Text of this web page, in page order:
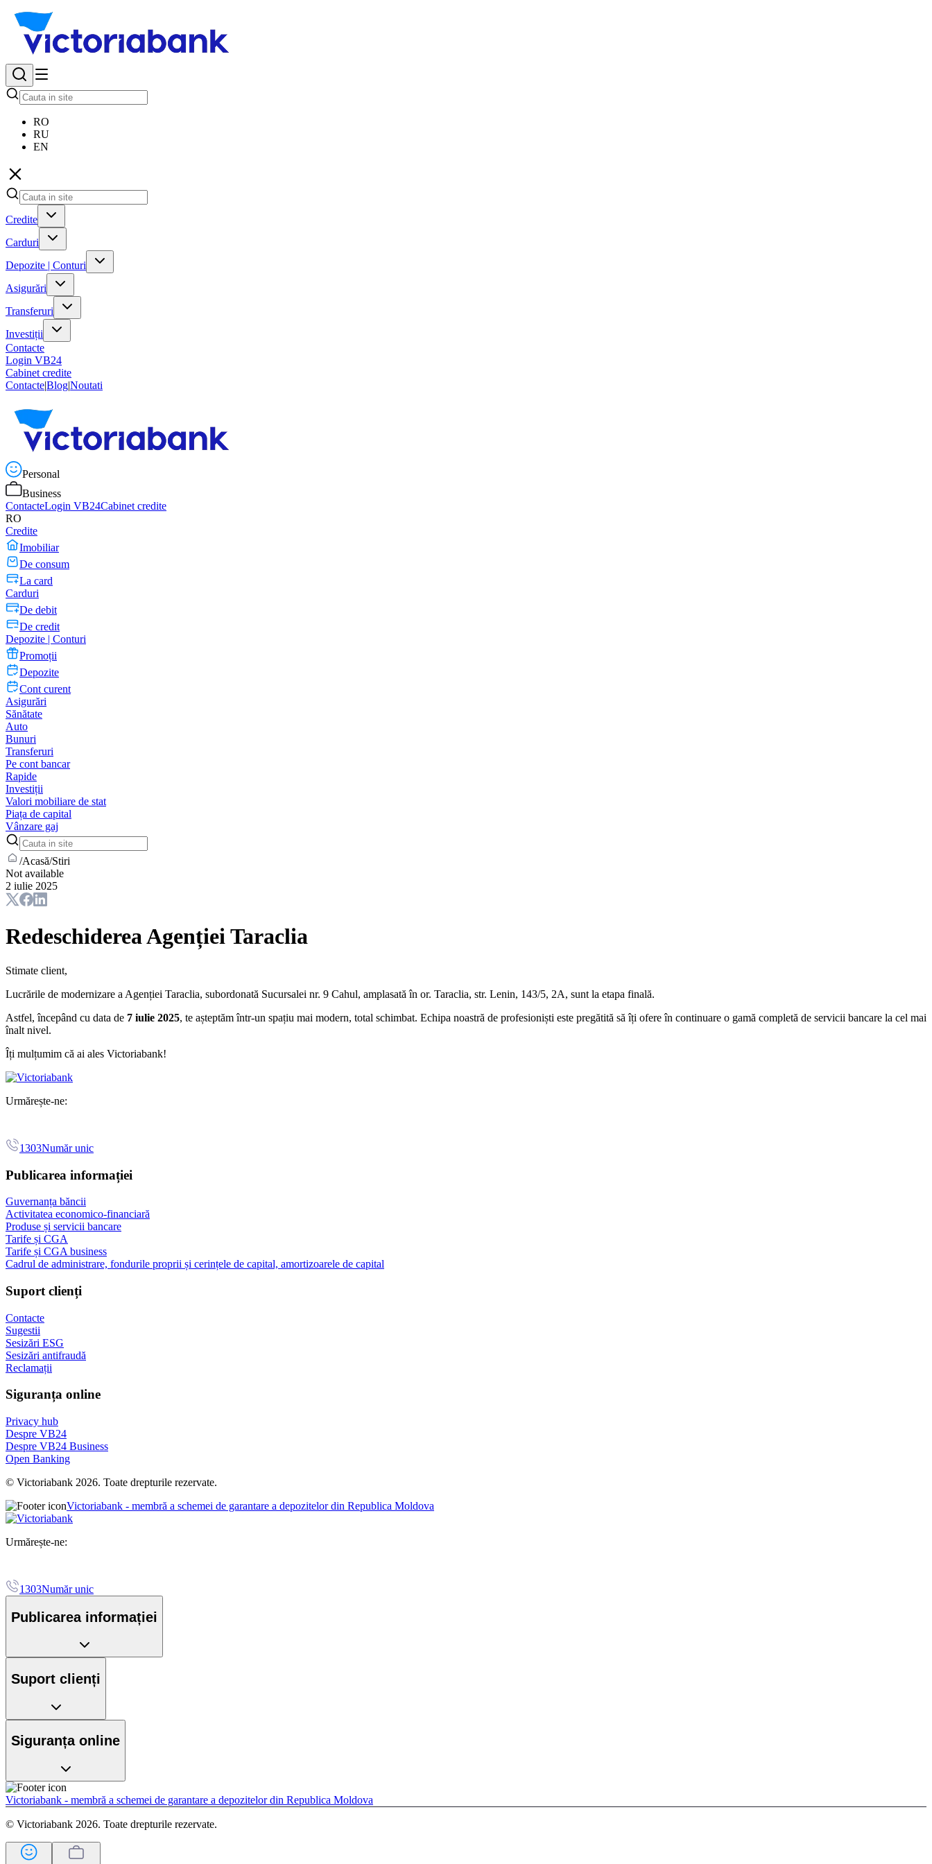
RO
RU
EN
Credite
Carduri
Depozite | Conturi
Asigurări
Transferuri
Investiții
Contacte
Login VB24
Cabinet credite
Contacte|Blog|Noutati
Personal
Business
ContacteLogin VB24Cabinet credite
RO
Credite
Imobiliar
De consum
La card
Carduri
De debit
De credit
Depozite | Conturi
Promoții
Depozite
Cont curent
Asigurări
Sănătate
Auto
Bunuri
Transferuri
Pe cont bancar
Rapide
Investiții
Valori mobiliare de stat
Piața de capital
Vânzare gaj
/Acasă/Stiri
Not available
2 iulie 2025
Redeschiderea Agenției Taraclia
Stimate client,
Lucrările de modernizare a Agenției Taraclia, subordonată Sucursalei nr. 9 Cahul, amplasată în or. Taraclia, str. Lenin, 143/5, 2A, sunt la etapa finală.
Astfel, începând cu data de 7 iulie 2025, te așteptăm într-un spațiu mai modern, total schimbat. Echipa noastră de profesioniști este pregătită să îți ofere în continuare o gamă completă de servicii bancare la cel mai
înalt nivel.
Îți mulțumim că ai ales Victoriabank!
Urmărește-ne:
1303Număr unic
Publicarea informației
Guvernanța băncii
Activitatea economico-financiară
Produse și servicii bancare
Tarife și CGA
Tarife și CGA business
Cadrul de administrare, fondurile proprii și cerințele de capital, amortizoarele de capital
Suport clienți
Contacte
Sugestii
Sesizări ESG
Sesizări antifraudă
Reclamații
Siguranța online
Privacy hub
Despre VB24
Despre VB24 Business
Open Banking
© Victoriabank 2026. Toate drepturile rezervate.
Victoriabank - membră a schemei de garantare a depozitelor din Republica Moldova
Urmărește-ne:
1303Număr unic
Publicarea informației
Suport clienți
Siguranța online
Victoriabank - membră a schemei de garantare a depozitelor din Republica Moldova
© Victoriabank 2026. Toate drepturile rezervate.